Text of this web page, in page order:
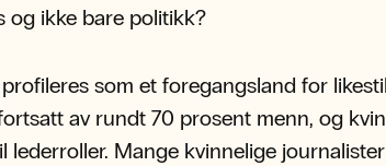
og ikke bare politikk?
som et foregangsland for
av rundt 70 prosent menn, og
lederroller. Mange kvinnelige